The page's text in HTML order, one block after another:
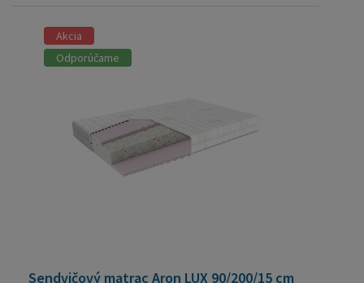
Akcia
Odporúčame
Sendvičový matrac Aron LUX 90/200/15 cm